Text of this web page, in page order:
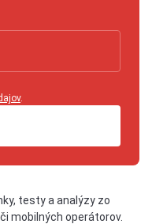
.
testy a analýzy zo
mobilných operátorov.